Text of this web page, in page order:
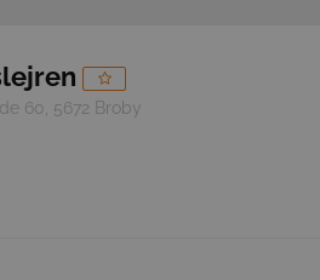
60, 5672 Broby